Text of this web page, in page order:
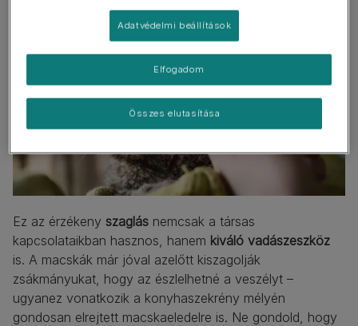
Ez az érzékeny szaglás nemcsak a társas
kapcsolataikban hasznos, hanem kiváló vadászeszköz
is. A macskák már jóval azelőtt kiszagolják
zsákmányukat, hogy az észlelhetné a veszélyt –
ugyanez vonatkozik a konyhaszekrény mélyén
gondosan elrejtett macskaeledelre is. Ne gondold, hogy
Adatvédelmi beállítások
Összes elutasítása
Elfogadom